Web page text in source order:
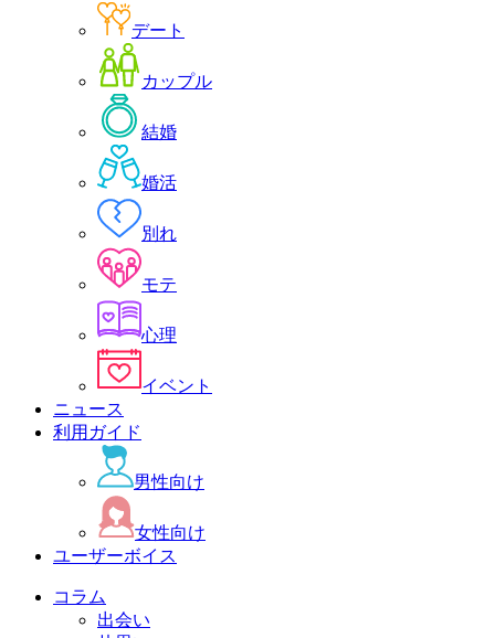
デート
カップル
結婚
婚活
別れ
モテ
心理
イベント
ニュース
利用ガイド
男性向け
女性向け
ユーザーボイス
コラム
出会い